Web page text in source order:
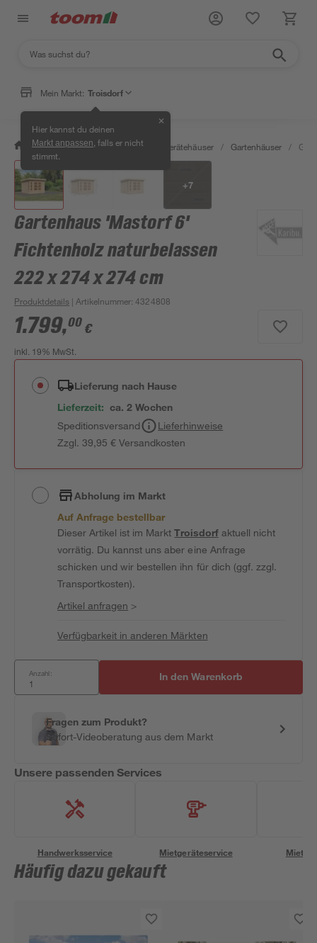
Mein Markt: Troisdorf
Hier kannst du deinen
Markt anpassen , falls er nicht
stimmt.
✕
/ Garten & Freizeit / Garten- & Gerätehäuser / Gartenhäuser /
+7
Gartenhaus 'Mastorf 6'
Fichtenholz naturbelassen
222 x 274 x 274 cm
Produktdetails | Artikelnummer:4324808
1.799,00 €
inkl. 19% MwSt.
Lieferung nach Hause
Lieferzeit: ca. 2 Wochen
Speditionsversand
Lieferhinweise
Zzgl. 39,95 € Versandkosten
Abholung im Markt
Auf Anfrage bestellbar
Dieser Artikel ist im MarktTroisdorfaktuell nicht
vorrätig. Du kannst uns aber eine Anfrage
schicken und wir bestellen ihn für dich (ggf. zzgl.
Transportkosten).
Artikel anfragen >
Verfügbarkeit in anderen Märkten
Anzahl: In den Warenkorb
Fragen zum Produkt?
Sofort-Videoberatung aus dem Markt
Unsere passenden Services
Handwerksservice Mietgeräteservice
Häufig dazu gekauft